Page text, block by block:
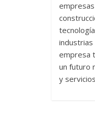
industrias
empresa
un futuro
y